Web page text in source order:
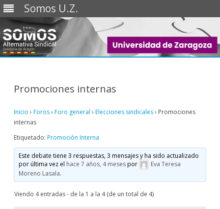
Somos U.Z.
Saltar
Promociones internas
Inicio › Foros› Foro general › Elecciones sindicales› Promociones
internas
Etiquetado: Promoción Interna
Este debate tiene 3 respuestas, 3 mensajes y ha sido actualizado
por última vez el hace 7 años, 4 mesespor
Eva Teresa
Moreno Lasala.
Viendo 4 entradas - de la 1 a la 4 (de un total de 4)